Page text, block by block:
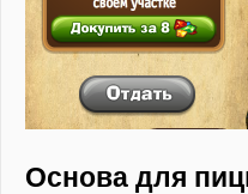
Основа для